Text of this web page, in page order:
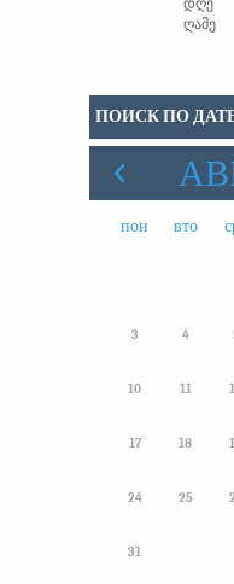
დღე
ღამე
ПОИСК ПО
пон вто
3 4
10 11
17 18
24 25
31